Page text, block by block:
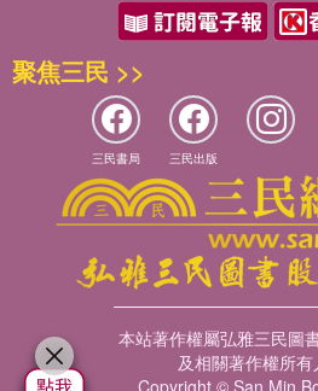
聚焦三民 >>
三民書局 三民出版
本站著作權屬弘雅三民圖
及相關著作權所
Copyright © San Min